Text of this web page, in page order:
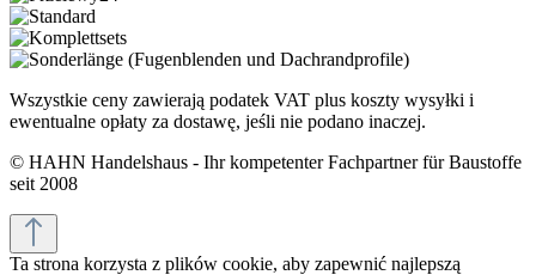
Wszystkie ceny zawierają podatek VAT plus koszty wysyłki i
ewentualne opłaty za dostawę, jeśli nie podano inaczej.
© HAHN Handelshaus - Ihr kompetenter Fachpartner für Baustoffe
seit 2008
Ta strona korzysta z plików cookie, aby zapewnić najlepszą